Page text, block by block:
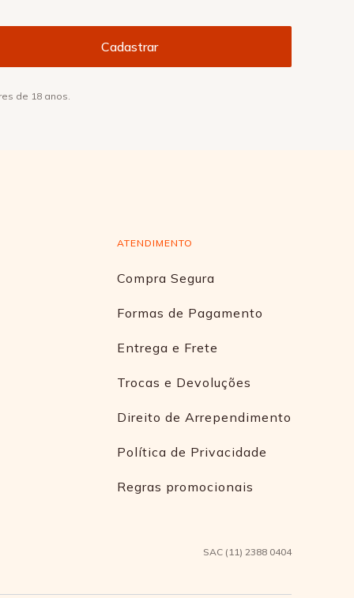
de 18 anos.
ATENDIMENTO
Compra Segura
Formas de Pagamento
Entrega e Frete
Trocas e Devoluções
Direito de Arrependimento
Política de Privacidade
Regras promocionais
SAC (11) 2388 0404